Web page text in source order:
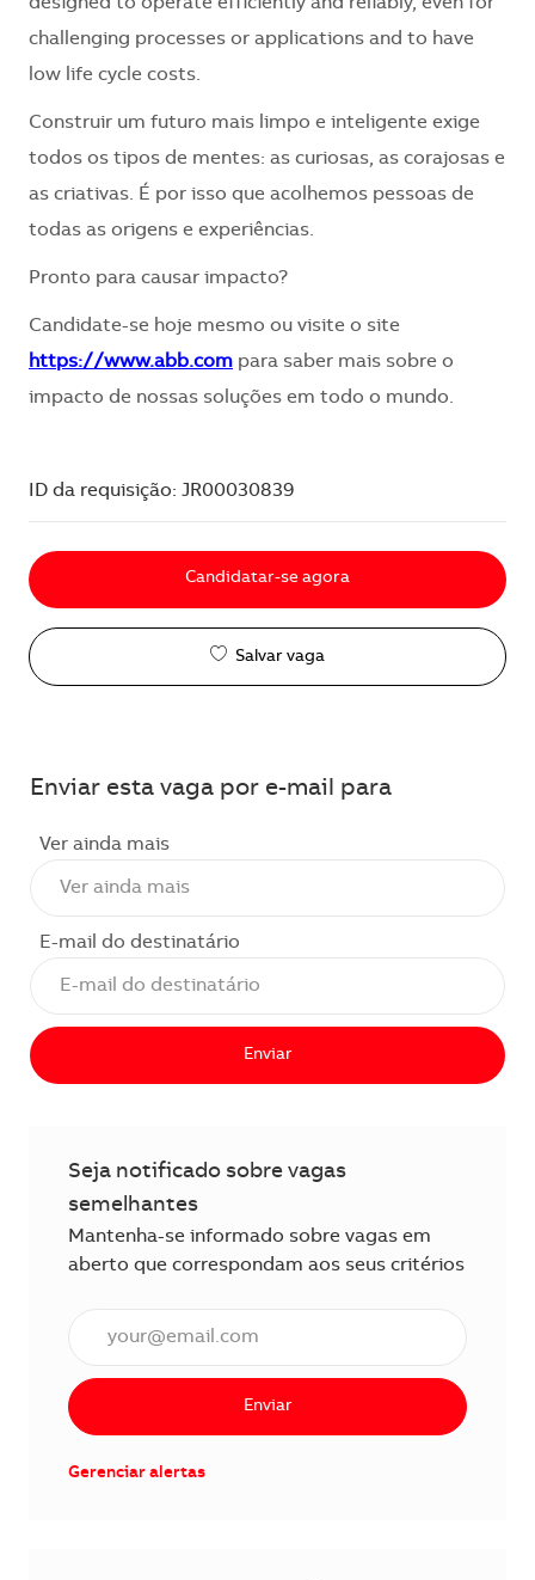
challenging processes or applications and to have
low life cycle costs.
Construir um futuro mais limpo e inteligente exige
todos os tipos de mentes: as curiosas, as corajosas e
as criativas. É por isso que acolhemos pessoas de
todas as origens e experiências.
Pronto para causar impacto?
Candidate-se hoje mesmo ou visite o site
https://www.abb.com para saber mais sobre o
impacto de nossas soluções em todo o mundo.
ID da requisição: JR00030839
Candidatar-se agora
Salvar vaga
Enviar esta vaga por e-mail para
Ver ainda mais
E-mail do destinatário
Enviar
Seja notificado sobre vagas
semelhantes
Mantenha-se informado sobre vagas em
aberto que correspondam aos seus critérios
Enviar
Gerenciar alertas